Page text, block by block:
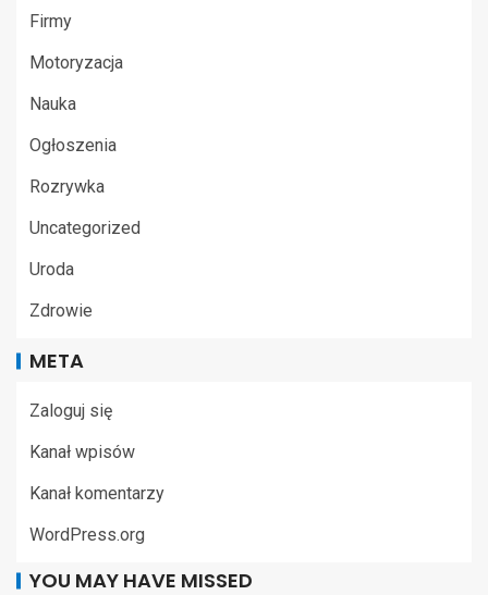
Firmy
Motoryzacja
Nauka
Ogłoszenia
Rozrywka
Uncategorized
Uroda
Zdrowie
META
Zaloguj się
Kanał wpisów
Kanał komentarzy
WordPress.org
YOU MAY HAVE MISSED